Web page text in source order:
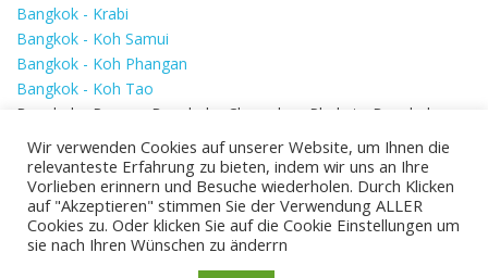
Bangkok - Krabi
Bangkok - Koh Samui
Bangkok - Koh Phangan
Bangkok - Koh Tao
Bangkok - Ranong Bangkok - Chumphon Phuket - Bangkok
Krabi - Bangkok Chiang Mai - Bangkok Chumphon - Bangkok
Koh Samui - Koh Phi PhiBangkok - Pattaya
Bangkok - Hua Hin
Wir verwenden Cookies auf unserer Website, um Ihnen die
relevanteste Erfahrung zu bieten, indem wir uns an Ihre
Vorlieben erinnern und Besuche wiederholen. Durch Klicken
auf "Akzeptieren" stimmen Sie der Verwendung ALLER
Cookies zu. Oder klicken Sie auf die Cookie Einstellungen um
sie nach Ihren Wünschen zu änderrn